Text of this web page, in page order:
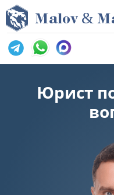
Malov & M
Юрист